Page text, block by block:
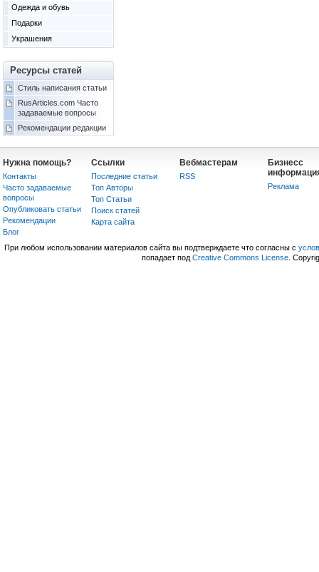
Одежда и обувь
Подарки
Украшения
Ресурсы статей
Стиль написания статьи
RusArticles.com Часто
задаваемые вопросы
Рекомендации редакции
Нужна помощь?
Контакты
Часто задаваемые
вопросы
Опубликовать статьи
Рекомендации
Блог
Ссылки
Последние статьи
Топ Авторы
Топ Статьи
Поиск статей
Карта сайта
Вебмастерам
RSS
Бизнесс
Реклама
При любом использовании материалов сайта вы подтверждаете что согласны с
попадает под Creative Commons License.